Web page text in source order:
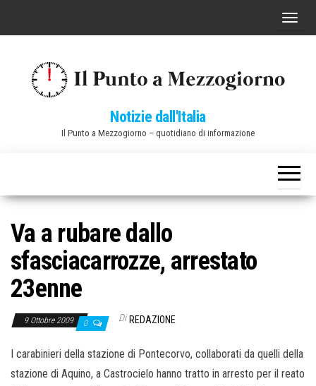
C
a
v
e
Notizie dall'Italia
Il Punto a Mezzogiorno – quotidiano di informazione
Va a rubare dallo
sfasciacarrozze, arrestato
23enne
9 Ottobre 2009 0 Di REDAZIONE
I carabinieri della stazione di Pontecorvo, collaborati da quelli della
stazione di Aquino, a Castrocielo hanno tratto in arresto per il reato